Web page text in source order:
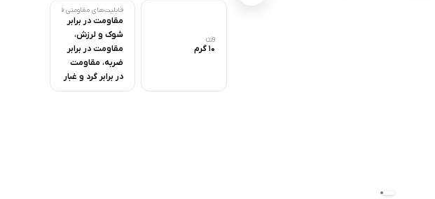
وزن
10 گرم
قابلیت‌های مقاومتی فلش مموری
مقاومت در برابر
شوک و لرزش،
مقاومت در برابر
ضربه، مقاومت
در برابر گرد و غبار